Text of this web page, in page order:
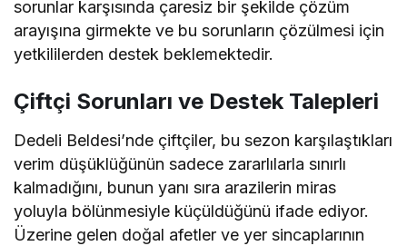
sorunlar karşısında çaresiz bir şekilde çözüm
arayışına girmekte ve bu sorunların çözülmesi için
yetkililerden destek beklemektedir.
Çiftçi Sorunları ve Destek Talepleri
Dedeli Beldesi’nde çiftçiler, bu sezon karşılaştıkları
verim düşüklüğünün sadece zararlılarla sınırlı
kalmadığını, bunun yanı sıra arazilerin miras
yoluyla bölünmesiyle küçüldüğünü ifade ediyor.
Üzerine gelen doğal afetler ve yer sincaplarının